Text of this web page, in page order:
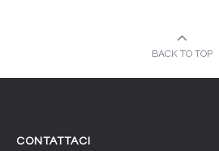
BACK TO TOP
CONTATTACI